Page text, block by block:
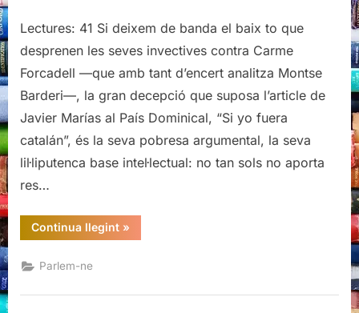
a
Javier
molt
soroll
per
no
res
Lectures: 41 Si deixem de banda el baix to que
desprenen les seves invectives contra Carme
Forcadell —que amb tant d’encert analitza Montse
Barderi—, la gran decepció que suposa l’article de
Javier Marías al País Dominical, “Si yo fuera
catalán”, és la seva pobresa argumental, la seva
lil·liputenca base intel·lectual: no tan sols no aporta
res…
Continua llegint“Resposta
a
per
»
Parlem-ne